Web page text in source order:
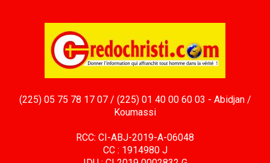
(225) 05 75 78 17 07 / (225) 01 40 00 60 03 - Abidjan /
Koumassi
RCC: CI-ABJ-2019-A-06048
CC : 1914980 J